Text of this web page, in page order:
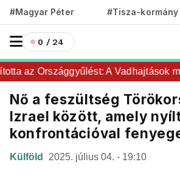
#Magyar Péter #Tisza-kormány
0 / 24
az Országgyűlést: A Vadhajtások
Nő a feszültség
Izrael között, amely
konfrontációval
Külföld 2025. július 04. - 19:10